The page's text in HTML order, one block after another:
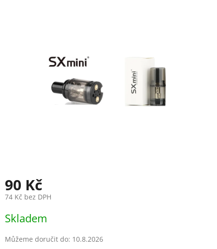
90 Kč
74 Kč bez DPH
cena:
Skladem
Můžeme doručit do: 10.8.2026